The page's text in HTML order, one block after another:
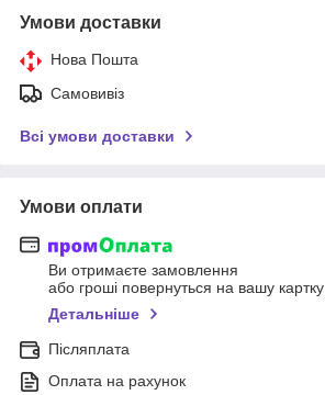
Умови доставки
Нова Пошта
Самовивіз
Всі умови доставки
Умови оплати
Ви отримаєте замовлення
або гроші повернуться на вашу картку
Детальніше
Післяплата
Оплата на рахунок